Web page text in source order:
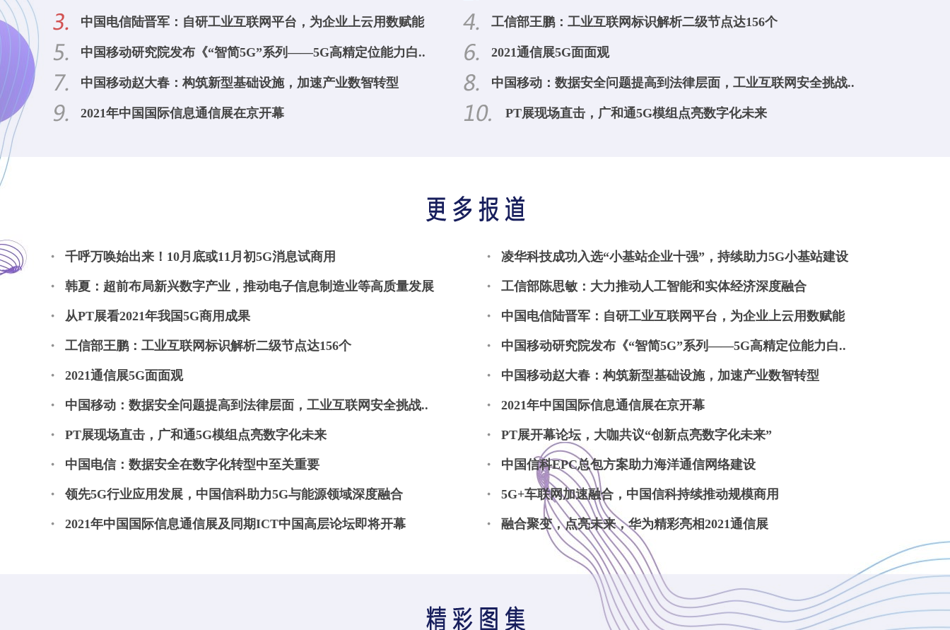
中国电信陆晋军：自研工业互联网平台，为企业上云用数赋能 工信部王鹏：工业互联网标识解析二级节点达156个
中国移动研究院发布《“智简5G”系列——5G高精定位能力白.. 2021通信展5G面面观
中国移动赵大春：构筑新型基础设施，加速产业数智转型 中国移动：数据安全问题提高到法律层面，工业互联网安全挑战..
2021年中国国际信息通信展在京开幕 PT展现场直击，广和通5G模组点亮数字化未来
千呼万唤始出来！10月底或11月初5G消息试商用 凌华科技成功入选“小基站企业十强”，持续助力5G小基站建设
韩夏：超前布局新兴数字产业，推动电子信息制造业等高质量发展 工信部陈思敏：大力推动人工智能和实体经济深度融合
从PT展看2021年我国5G商用成果 中国电信陆晋军：自研工业互联网平台，为企业上云用数赋能
工信部王鹏：工业互联网标识解析二级节点达156个 中国移动研究院发布《“智简5G”系列——5G高精定位能力白..
2021通信展5G面面观 中国移动赵大春：构筑新型基础设施，加速产业数智转型
中国移动：数据安全问题提高到法律层面，工业互联网安全挑战.. 2021年中国国际信息通信展在京开幕
PT展现场直击，广和通5G模组点亮数字化未来 PT展开幕论坛，大咖共议“创新点亮数字化未来”
中国电信：数据安全在数字化转型中至关重要 中国信科EPC总包方案助力海洋通信网络建设
领先5G行业应用发展，中国信科助力5G与能源领域深度融合 5G+车联网加速融合，中国信科持续推动规模商用
2021年中国国际信息通信展及同期ICT中国高层论坛即将开幕 融合聚变，点亮未来，华为精彩亮相2021通信展